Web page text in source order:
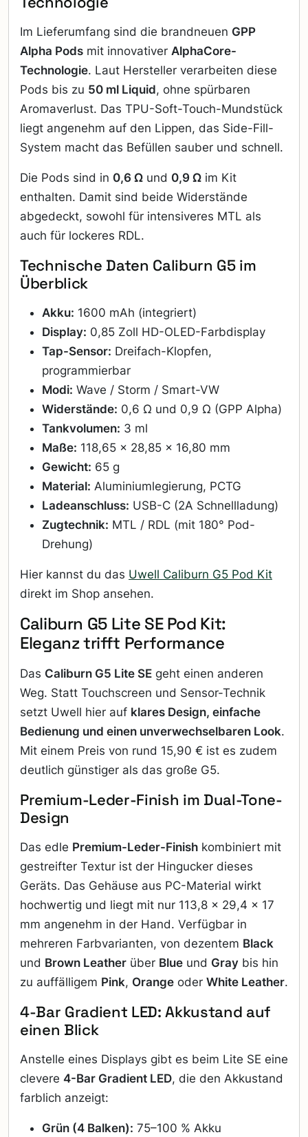
Im Lieferumfang sind die brandneuen GPP
Alpha Pods mit innovativer AlphaCore-
Technologie. Laut Hersteller verarbeiten diese
Pods bis zu 50 ml Liquid, ohne spürbaren
Aromaverlust. Das TPU-Soft-Touch-Mundstück
liegt angenehm auf den Lippen, das Side-Fill-
System macht das Befüllen sauber und schnell.
Die Pods sind in 0,6 Ω und 0,9 Ω im Kit
enthalten. Damit sind beide Widerstände
abgedeckt, sowohl für intensiveres MTL als
auch für lockeres RDL.
Technische Daten Caliburn G5 im
Überblick
Akku: 1600 mAh (integriert)
Display: 0,85 Zoll HD-OLED-Farbdisplay
Tap-Sensor: Dreifach-Klopfen,
programmierbar
Modi: Wave / Storm / Smart-VW
Widerstände: 0,6 Ω und 0,9 Ω (GPP Alpha)
Tankvolumen: 3 ml
Maße: 118,65 × 28,85 × 16,80 mm
Gewicht: 65 g
Material: Aluminiumlegierung, PCTG
Ladeanschluss: USB-C (2A Schnellladung)
Zugtechnik: MTL / RDL (mit 180° Pod-
Drehung)
Hier kannst du das Uwell Caliburn G5 Pod Kit
direkt im Shop ansehen.
Caliburn G5 Lite SE Pod Kit:
Eleganz trifft Performance
Das Caliburn G5 Lite SE geht einen anderen
Weg. Statt Touchscreen und Sensor-Technik
setzt Uwell hier auf klares Design, einfache
Bedienung und einen unverwechselbaren Look.
Mit einem Preis von rund 15,90 € ist es zudem
deutlich günstiger als das große G5.
Premium-Leder-Finish im Dual-Tone-
Design
Das edle Premium-Leder-Finish kombiniert mit
gestreifter Textur ist der Hingucker dieses
Geräts. Das Gehäuse aus PC-Material wirkt
hochwertig und liegt mit nur 113,8 × 29,4 × 17
mm angenehm in der Hand. Verfügbar in
mehreren Farbvarianten, von dezentem Black
und Brown Leather über Blue und Gray bis hin
zu auffälligem Pink, Orange oder White Leather.
4-Bar Gradient LED: Akkustand auf
einen Blick
Anstelle eines Displays gibt es beim Lite SE eine
clevere 4-Bar Gradient LED, die den Akkustand
farblich anzeigt:
Grün (4 Balken): 75–100 % Akku